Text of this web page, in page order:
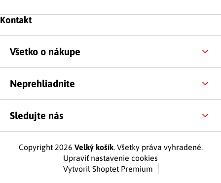
Zápätie
Kontakt
Všetko o nákupe
Neprehliadnite
Sledujte nás
Vytvoril Shoptet Premium
Copyright 2026 Velký košík. Všetky práva vyhradené.
Upraviť nastavenie cookies